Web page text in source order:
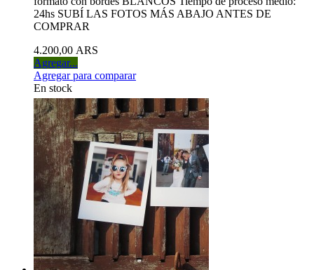
24hs SUBÍ LAS FOTOS MÁS ABAJO ANTES DE
COMPRAR
4.200,00 ARS
Agregar...
Agregar para comparar
En stock